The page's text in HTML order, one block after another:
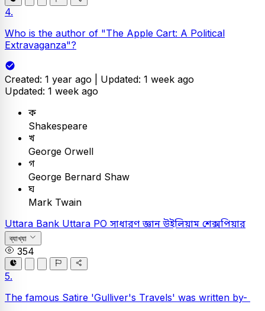
4.
Who is the author of "The Apple Cart: A Political
Extravaganza"?
Created: 1 year ago | Updated: 1 week ago
Updated: 1 week ago
ক
Shakespeare
খ
George Orwell
গ
George Bernard Shaw
ঘ
Mark Twain
Uttara Bank Uttara PO সাধারণ জ্ঞানউইলিয়াম শেক্সপিয়ার
ব্যাখ্যা
354
5.
The famous Satire 'Gulliver's Travels' was written by-